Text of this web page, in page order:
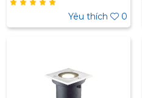
Nhiệt độ màu: 3000K
(ánh sáng vàng) Điện áp:
200 ~ 240V Độ hoàn
(ØxH): 125 x 140 mm
Kích thước lỗ khoét
(ØxH): 117 x 117 mm
Yêu thích 0